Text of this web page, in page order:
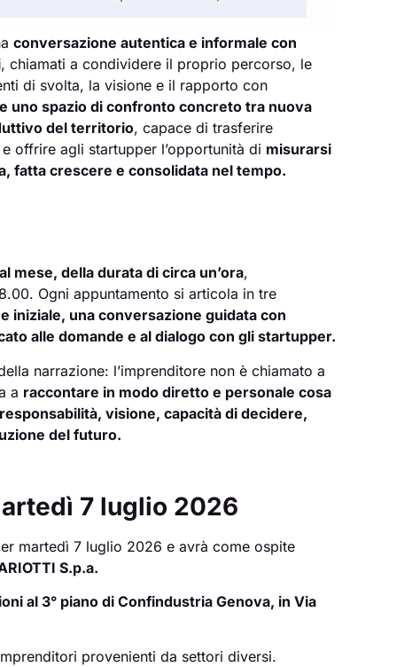
conversazione autentica e informale con
, chiamati a condividere il proprio percorso, le
di svolta, la visione e il rapporto con
uno spazio di confronto concreto tra nuova
del territorio, capace di trasferire
offrire agli startupper l’opportunità di misurarsi
fatta crescere e consolidata nel tempo.
mese, della durata di circa un’ora,
Ogni appuntamento si articola in tre
iniziale, una conversazione guidata con
alle domande e al dialogo con gli startupper.
narrazione: l’imprenditore non è chiamato a
a raccontare in modo diretto e personale cosa
visione, capacità di decidere,
del futuro.
7 luglio 2026
martedì 7 luglio 2026 e avrà come ospite
S.p.a.
al 3° piano di Confindustria Genova, in Via
provenienti da settori diversi.